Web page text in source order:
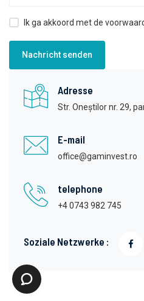
Ik ga akkoord met de
Nachricht senden
Adresse
Str. Oneștilor nr. 29,
E-mail
office@gaminvest.ro
telephone
+4 0743 982 745
Soziale Netzwerke :